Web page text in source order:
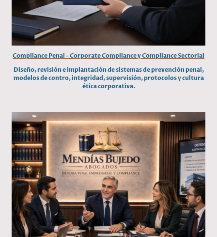
Compliance Penal - Corporate Compliance y Compliance Sectorial
Diseño, revisión e implantación de sistemas de prevención penal,
modelos de contro, integridad, supervisión, protocolos y cultura
ética corporativa.